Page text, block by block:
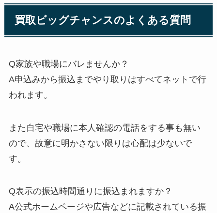
買取ビッグチャンスのよくある質問
Q家族や職場にバレませんか？
A申込みから振込までやり取りはすべてネットで行
われます。
また自宅や職場に本人確認の電話をする事も無い
ので、故意に明かさない限りは心配は少ないで
す。
Q表示の振込時間通りに振込まれますか？
A公式ホームページや広告などに記載されている振